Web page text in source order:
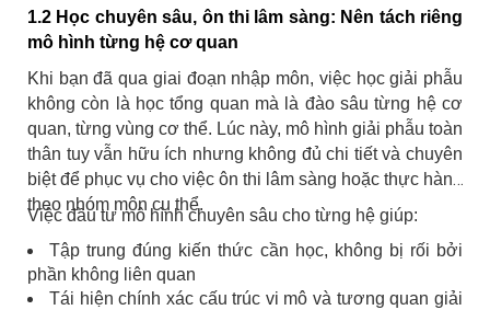
1.2 Học chuyên sâu, ôn thi lâm sàng: Nên tách riêng
mô hình từng hệ cơ quan
Khi bạn đã qua giai đoạn nhập môn, việc học giải phẫu
không còn là học tổng quan mà là đào sâu từng hệ cơ
quan, từng vùng cơ thể. Lúc này, mô hình giải phẫu toàn
thân tuy vẫn hữu ích nhưng không đủ chi tiết và chuyên
biệt để phục vụ cho việc ôn thi lâm sàng hoặc thực hành
theo nhóm môn cụ thể.
Việc đầu tư mô hình chuyên sâu cho từng hệ giúp:
Tập trung đúng kiến thức cần học, không bị rối bởi
phần không liên quan
Tái hiện chính xác cấu trúc vi mô và tương quan giải